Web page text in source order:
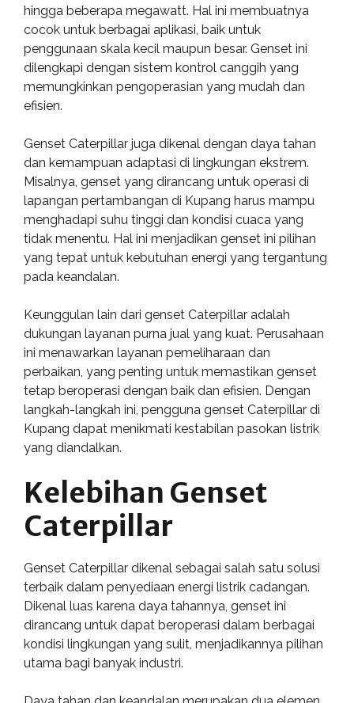
hingga beberapa megawatt. Hal ini membuatnya
cocok untuk berbagai aplikasi, baik untuk
penggunaan skala kecil maupun besar. Genset ini
dilengkapi dengan sistem kontrol canggih yang
memungkinkan pengoperasian yang mudah dan
efisien.
Genset Caterpillar juga dikenal dengan daya tahan
dan kemampuan adaptasi di lingkungan ekstrem.
Misalnya, genset yang dirancang untuk operasi di
lapangan pertambangan di Kupang harus mampu
menghadapi suhu tinggi dan kondisi cuaca yang
tidak menentu. Hal ini menjadikan genset ini pilihan
yang tepat untuk kebutuhan energi yang tergantung
pada keandalan.
Keunggulan lain dari genset Caterpillar adalah
dukungan layanan purna jual yang kuat. Perusahaan
ini menawarkan layanan pemeliharaan dan
perbaikan, yang penting untuk memastikan genset
tetap beroperasi dengan baik dan efisien. Dengan
langkah-langkah ini, pengguna genset Caterpillar di
Kupang dapat menikmati kestabilan pasokan listrik
yang diandalkan.
Kelebihan Genset
Caterpillar
Genset Caterpillar dikenal sebagai salah satu solusi
terbaik dalam penyediaan energi listrik cadangan.
Dikenal luas karena daya tahannya, genset ini
dirancang untuk dapat beroperasi dalam berbagai
kondisi lingkungan yang sulit, menjadikannya pilihan
utama bagi banyak industri.